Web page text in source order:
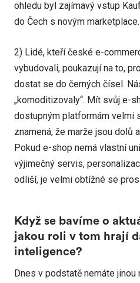
ohledu byl zajímavý vstup
do Čech s novým marketplace.
2) Lidé, kteří české e-
vybudovali, poukazují na to,
dostat se do černých čísel.
„komoditizovaly“. Mít svůj e-
dostupným platformám velmi
znamená, že marže jsou dolů
Pokud e-shop nemá vlastní
výjimečný servis,
odliší, je velmi obtížné se
Když se bavíme o
jakou roli v tom hrají
inteligence?
Dnes v podstatě nemáte